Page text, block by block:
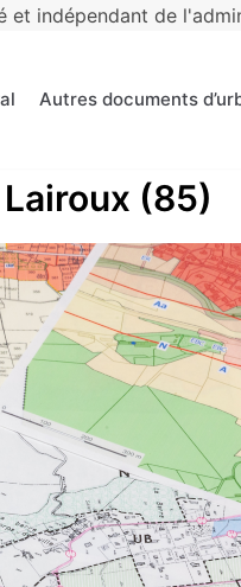
et indépendant de
Autres documents
(85)